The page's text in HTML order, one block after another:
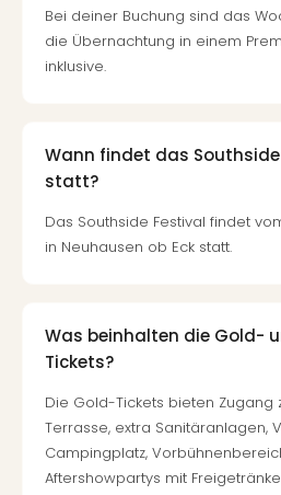
Bei deiner Buchung sind das
die Übernachtung in einem
inklusive.
Wann findet das
statt?
Das Southside Festival findet
in Neuhausen ob Eck statt.
Was beinhalten die Gold-
Tickets?
Die Gold-Tickets bieten Zugang
Terrasse, extra Sanitäranlagen,
Campingplatz,
Aftershowpartys mit